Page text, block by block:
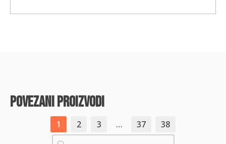
povezani proizvodi
1 2 3 … 37
38
Pretraži